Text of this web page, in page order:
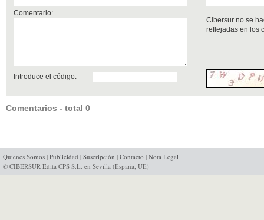
Comentario:
Cibersur no se
reflejadas en los
Introduce el código:
Comentarios - total 0
Quienes Somos | Publicidad | Suscripción | Contacto | Nota Legal
© CIBERSUR Edita CPS S.L. en Sevilla (España, UE)